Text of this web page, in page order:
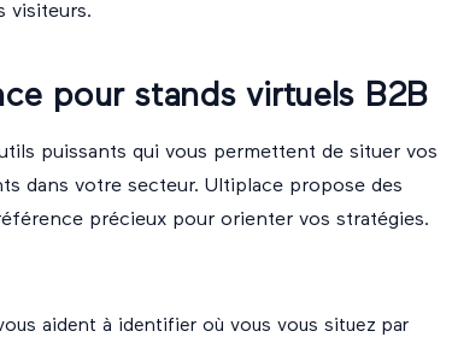
visiteurs.
pour stands virtuels B2B
puissants qui vous permettent de situer vos
dans votre secteur. Ultiplace propose des
précieux pour orienter vos stratégies.
aident à identifier où vous vous situez par